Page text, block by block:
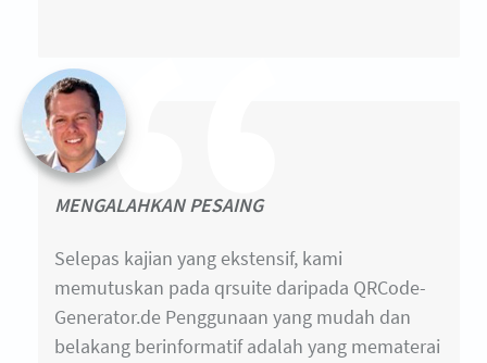
MENGALAHKAN PESAING
Selepas kajian yang ekstensif, kami
memutuskan pada qrsuite daripada QRCode-
Generator.de Penggunaan yang mudah dan
belakang berinformatif adalah yang mematerai